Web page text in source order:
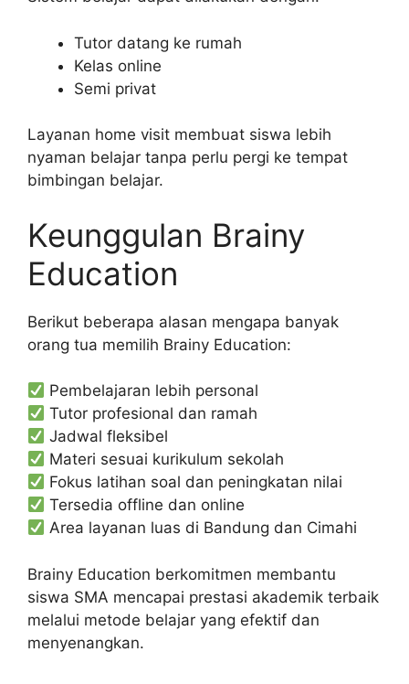
Tutor datang ke rumah
Kelas online
Semi privat
Layanan home visit membuat siswa lebih
nyaman belajar tanpa perlu pergi ke tempat
bimbingan belajar.
Keunggulan Brainy
Education
Berikut beberapa alasan mengapa banyak
orang tua memilih Brainy Education:
Pembelajaran lebih personal
Tutor profesional dan ramah
Jadwal fleksibel
Materi sesuai kurikulum sekolah
Fokus latihan soal dan peningkatan nilai
Tersedia offline dan online
Area layanan luas di Bandung dan Cimahi
Brainy Education berkomitmen membantu
siswa SMA mencapai prestasi akademik terbaik
melalui metode belajar yang efektif dan
menyenangkan.